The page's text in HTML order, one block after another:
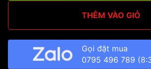
THÊM VÀO GIỎ
Gọi đặt mua
0795 496 789